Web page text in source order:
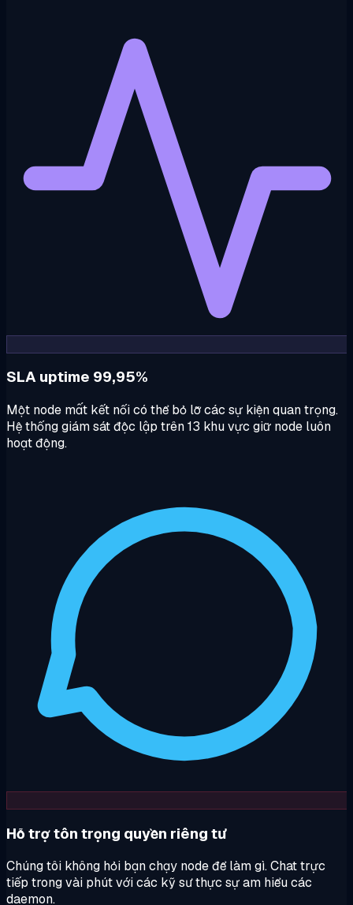
SLA uptime 99,95%
Một node mất kết nối có thể bỏ lỡ các sự kiện quan trọng.
Hệ thống giám sát độc lập trên 13 khu vực giữ node luôn
hoạt động.
Hỗ trợ tôn trọng quyền riêng tư
Chúng tôi không hỏi bạn chạy node để làm gì. Chat trực
tiếp trong vài phút với các kỹ sư thực sự am hiểu các
daemon.